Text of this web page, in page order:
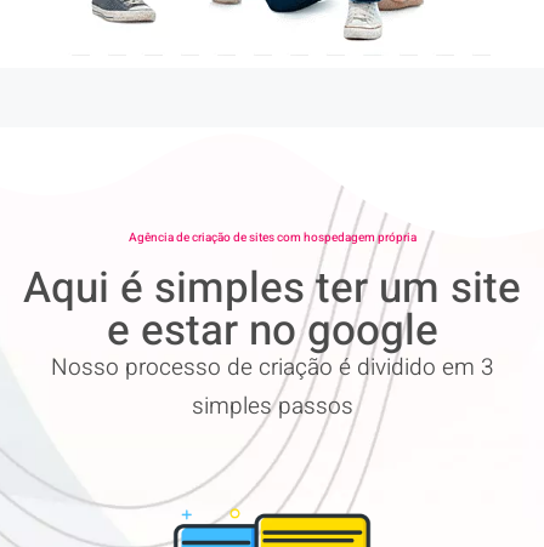
Agência de criação de sites com hospedagem própria
Aqui é simples ter um site
e estar no google
Nosso processo de criação é dividido em 3
simples passos